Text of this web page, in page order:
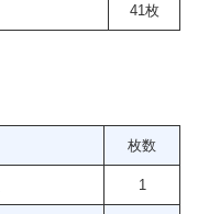
41枚
枚数
1